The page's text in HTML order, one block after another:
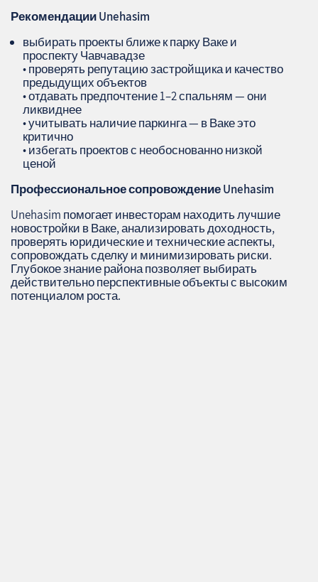
РекомендацииUnehasim
выбирать проекты ближе к парку Ваке и
проспекту Чавчавадзе
• проверять репутацию застройщика и качество
предыдущих объектов
• отдавать предпочтение 1–2 спальням — они
ликвиднее
• учитывать наличие паркинга — в Ваке это
критично
• избегать проектов с необоснованно низкой
ценой
Профессиональное сопровождениеUnehasim
Unehasim помогает инвесторам находить лучшие
новостройки в Ваке, анализировать доходность,
проверять юридические и технические аспекты,
сопровождать сделку и минимизировать риски.
Глубокое знание района позволяет выбирать
действительно перспективные объекты с высоким
потенциалом роста.